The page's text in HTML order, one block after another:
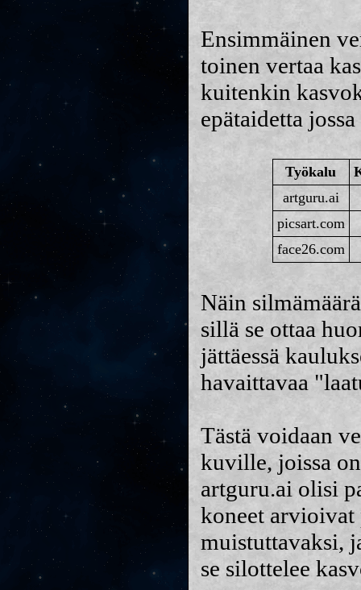
Ensimmäinen
toinen vertaa
kuitenkin
epätaidetta
Työkalu
artguru.ai
picsart.com
face26.com
Näin
sillä se ottaa
jättäessä
havaittavaa
Tästä voidaan
kuville, joissa
artguru.ai olisi
koneet arvioivat
muistuttavaksi,
se silottelee